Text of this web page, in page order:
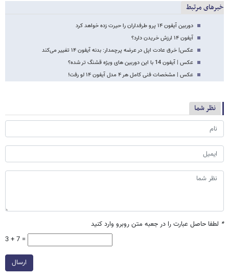
خبرهای مرتبط
دوربین آیفون ۱۴ پرو طرفداران را حیرت زده خواهد کرد
آیفون ۱۴ ارزش خریدن دارد؟
عکس| خرق عادت اپل در عرضه پرچمدار: بدنه آیفون ۱۴ تغییر می‌کند
عکس | آیفون 14 با این دوربین های ویژه قشنگ تر شده؟
عکس | مشخصات فنی کامل هر ۴ مدل آیفون ۱۴ لو رفت!
نظر شما
* لطفا حاصل عبارت را در جعبه متن روبرو وارد کنید
3 + 7 =
ارسال